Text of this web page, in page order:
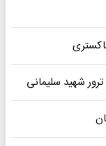
شهید سلیمانی